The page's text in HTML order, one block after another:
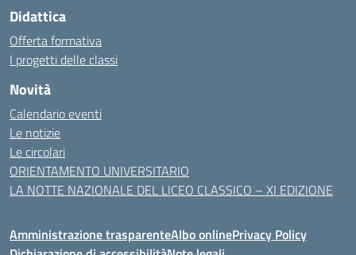
Didattica
Offerta formativa
I progetti delle classi
Novità
Calendario eventi
Le notizie
Le circolari
ORIENTAMENTO UNIVERSITARIO
LA NOTTE NAZIONALE DEL LICEO CLASSICO – XI EDIZIONE
Amministrazione trasparenteAlbo onlinePrivacy Policy